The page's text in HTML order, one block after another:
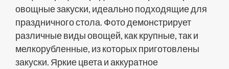
овощные закуски, идеально подходящие для
праздничного стола. Фото демонстрирует
различные виды овощей, как крупные, так и
мелкорубленные, из которых приготовлены
закуски. Яркие цвета и аккуратное